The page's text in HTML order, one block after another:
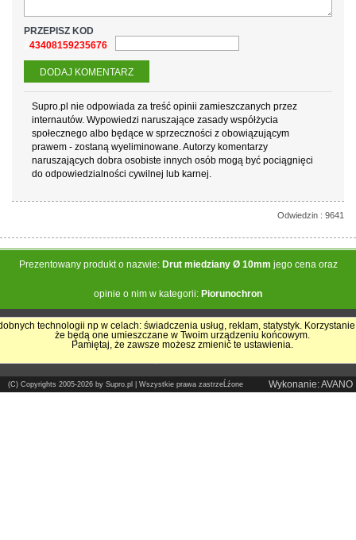
PRZEPISZ KOD
243408159235676
Supro.pl nie odpowiada za treść opinii zamieszczanych przez
internautów. Wypowiedzi naruszające zasady współżycia
społecznego albo będące w sprzeczności z obowiązującym
prawem - zostaną wyeliminowane. Autorzy komentarzy
naruszających dobra osobiste innych osób mogą być pociągnięci
do odpowiedzialności cywilnej lub karnej.
Odwiedzin : 9641
Prezentowany produkt o nazwie: Drut miedziany Ø 10mm jego cena oraz
opinie o nim w kategorii: Piorunochron
Pokrycia Dachowe - Supro.pl
Sklep internetowy
Wykonanie: AVANO
(C) Copyrights 2005-2026 by Supro.pl | Wszystkie prawa zastrzeĹźone
technologii np w celach: świadczenia usług, reklam, statystyk.
że będą one umieszczane w Twoim urządzeniu końcowym.
Pamiętaj, że zawsze możesz zmienić te ustawienia.